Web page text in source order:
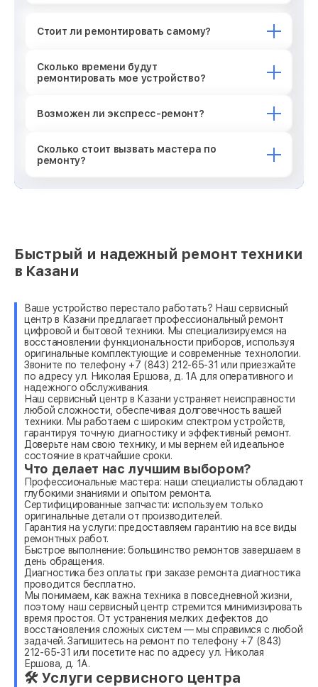
Стоит ли ремонтировать самому?
Сколько времени будут
ремонтировать мое устройство?
Возможен ли экспресс-ремонт?
Сколько стоит вызвать мастера по
ремонту?
Быстрый и надежный ремонт техники
в Казани
Ваше устройство перестало работать? Наш сервисный
центр в Казани предлагает профессиональный ремонт
цифровой и бытовой техники. Мы специализируемся на
восстановлении функциональности приборов, используя
оригинальные комплектующие и современные технологии.
Звоните по телефону +7 (843) 212-65-31 или приезжайте
по адресу ул. Николая Ершова, д. 1А для оперативного и
надежного обслуживания.
Наш сервисный центр в Казани устраняет неисправности
любой сложности, обеспечивая долговечность вашей
техники. Мы работаем с широким спектром устройств,
гарантируя точную диагностику и эффективный ремонт.
Доверьте нам свою технику, и мы вернем ей идеальное
состояние в кратчайшие сроки.
Что делает нас лучшим выбором?
Профессиональные мастера: наши специалисты обладают
глубокими знаниями и опытом ремонта.
Сертифицированные запчасти: используем только
оригинальные детали от производителей.
Гарантия на услуги: предоставляем гарантию на все виды
ремонтных работ.
Быстрое выполнение: большинство ремонтов завершаем в
день обращения.
Диагностика без оплаты: при заказе ремонта диагностика
проводится бесплатно.
Мы понимаем, как важна техника в повседневной жизни,
поэтому наш сервисный центр стремится минимизировать
время простоя. От устранения мелких дефектов до
восстановления сложных систем — мы справимся с любой
задачей. Запишитесь на ремонт по телефону +7 (843)
212-65-31 или посетите нас по адресу ул. Николая
Ершова, д. 1А.
🛠 Услуги сервисного центра